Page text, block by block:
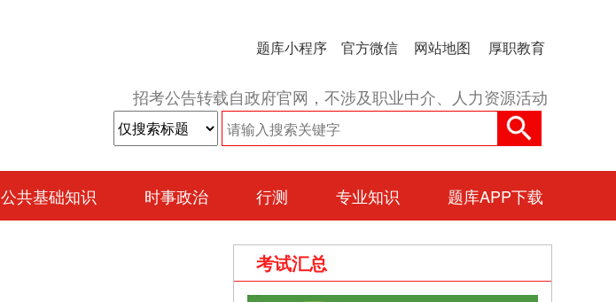
题库小程序 官方微信 网站地图 厚职教育
招考公告转载自政府官网，不涉及职业中介、人力资源活动
公共基础知识 时事政治 行测 专业知识 题库APP下载
考试汇总